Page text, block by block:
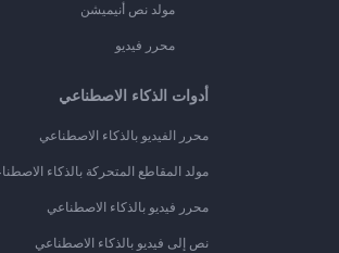
مولد نص أنيميشن
محرر فيديو
أدوات الذكاء الاصطناعي
محرر الفيديو بالذكاء الاصطناعي
مولد المقاطع المتحركة بالذكاء
محرر فيديو بالذكاء الاصطناعي
نص إلى فيديو بالذكاء الاصطناعي